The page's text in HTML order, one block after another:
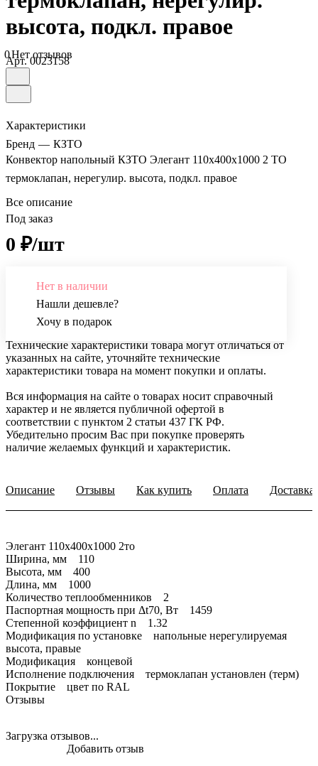
высота, подкл. правое
0Нет отзывов
Арт.0023158
Характеристики
Бренд — КЗТО
Конвектор напольный КЗТО Элегант 110x400x1000 2 ТО
термоклапан, нерегулир. высота, подкл. правое
Все описание
Под заказ
0 ₽/шт
Нет в наличии
Нашли дешевле?
Хочу в подарок
Технические характеристики товара могут отличаться от
указанных на сайте, уточняйте технические
характеристики товара на момент покупки и оплаты.
Вся информация на сайте о товарах носит справочный
характер и не является публичной офертой в
соответствии с пунктом 2 статьи 437 ГК РФ.
Убедительно просим Вас при покупке проверять
наличие желаемых функций и характеристик.
Описание Отзывы Как купить Оплата Доставка
Элегант 110x400x1000 2то
Ширина, мм 110
Высота, мм 400
Длина, мм 1000
Количество теплообменников 2
Паспортная мощность при Δt70, Вт 1459
Степенной коэффициент n 1.32
Модификация по установке напольные нерегулируемая
высота, правые
Модификация концевой
Исполнение подключения термоклапан установлен (терм)
Покрытие цвет по RAL
Отзывы
Загрузка отзывов...
Добавить отзыв